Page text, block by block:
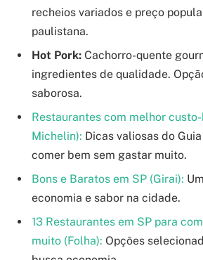
recheios variados e preço
paulistana.
Hot Pork: Cachorro-quente
ingredientes de qualidade.
saborosa.
Restaurantes com melhor
Michelin): Dicas valiosas do
comer bem sem gastar muito.
Bons e Baratos em SP (Girai):
economia e sabor na cidade.
13 Restaurantes em SP para
muito (Folha): Opções